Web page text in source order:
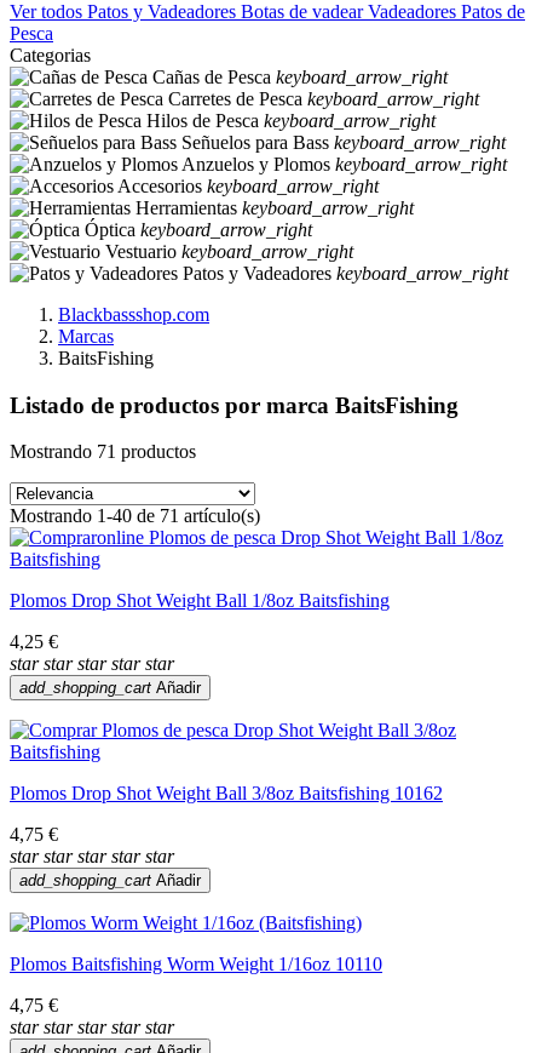
Ver todos Patos y Vadeadores Botas de vadearVadeadores Patos de
Pesca
Categorias
Cañas de Pesca keyboard_arrow_right
Carretes de Pesca keyboard_arrow_right
Hilos de Pesca keyboard_arrow_right
Señuelos para Bass keyboard_arrow_right
Anzuelos y Plomos keyboard_arrow_right
Accesorios keyboard_arrow_right
Herramientas keyboard_arrow_right
Óptica keyboard_arrow_right
Vestuario keyboard_arrow_right
Patos y Vadeadores keyboard_arrow_right
Blackbassshop.com
Marcas
BaitsFishing
Listado de productos por marca BaitsFishing
Mostrando 71 productos
Mostrando 1-40 de 71 artículo(s)
Plomos Drop Shot Weight Ball 1/8oz Baitsfishing
4,25 €
star star star star star
add_shopping_cart Añadir
Plomos Drop Shot Weight Ball 3/8oz Baitsfishing 10162
4,75 €
star star star star star
add_shopping_cart Añadir
Plomos Baitsfishing Worm Weight 1/16oz 10110
4,75 €
star star star star star